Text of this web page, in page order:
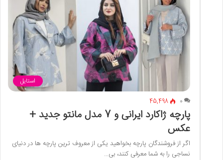
استایل
0
45,498
پارچه ژاکارد ایرانی و 7 مدل مانتو جدید +
عکس
اگر از فروشندگان پارچه بخواهید یکی از معروف ترین پارچه ها در دنیای
نساجی را به شما معرفی کنند، بی…